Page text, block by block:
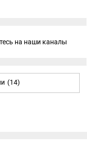
на наши каналы
(14)